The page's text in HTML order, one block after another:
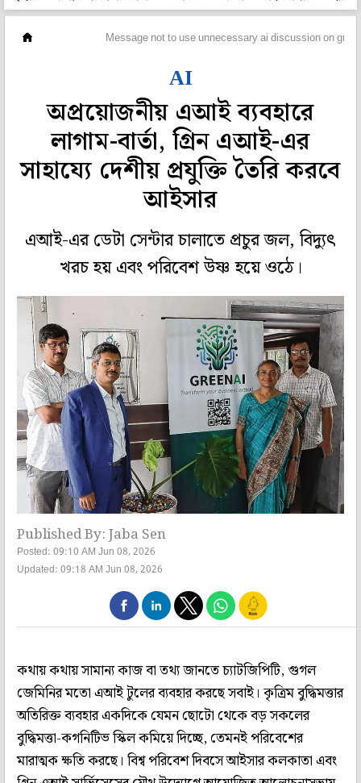
Message not to use unnecessary ai discussion on
AI
অপ্রয়োজনীয় এআই ব্যবহারে
লাগাম-বার্তা, গ্রিন এআই-এর
সাহায্যে দেশীয় প্রযুক্তি তৈরি করবে
আইসার
এআই-এর ডেটা সেন্টার চালাতে প্রচুর জল, বিদ্যুৎ
খরচ হয় এবং পরিবেশ উষ্ণ হয়ে ওঠে।
Published By: Jaba Sen
Posted: 09:10 AM Jun 08, 2026
Updated: 09:18 AM Jun 08, 2026
কথায় কথায় সামান্য কাজ বা তথ্য জানতে চ্যাটজিপিটি, গুগল
জেমিনির মতো এআই টুলের ব্যবহার করছে সবাই। কৃত্রিম বুদ্ধিমত্তার
অতিরিক্ত ব্যবহার একদিকে যেমন ছোটো থেকে বড় সকলের
বুদ্ধিমত্তা-কগনিটিভ স্কিল কমিয়ে দিচ্ছে, তেমনই পরিবেশের
মারাত্মক ক্ষতি করছে। বিশ্ব পরিবেশ দিবসে আইসার কলকাতা এবং